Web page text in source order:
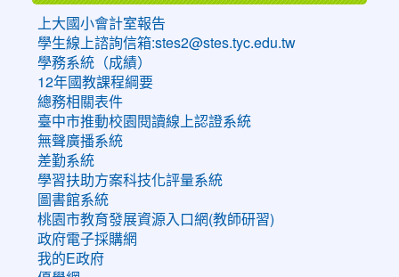
上大國小會計室報告
學生線上諮詢信箱:stes2@stes.tyc.edu.tw
學務系統（成績）
12年國教課程綱要
總務相關表件
臺中市推動校園閱讀線上認證系統
無聲廣播系統
差勤系統
學習扶助方案科技化評量系統
圖書館系統
桃園市教育發展資源入口網(教師研習)
政府電子採購網
我的E政府